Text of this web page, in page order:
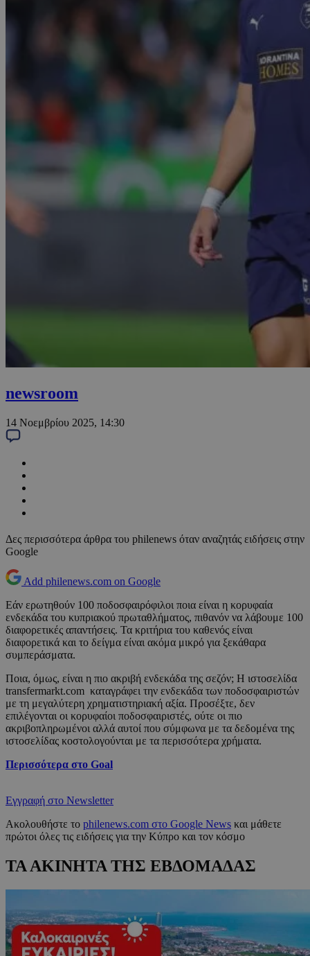
newsroom
14 Νοεμβρίου 2025, 14:30
Δες περισσότερα άρθρα του philenews όταν αναζητάς ειδήσεις στην
Google
Add philenews.com on Google
Εάν ερωτηθούν 100 ποδοσφαιρόφιλοι ποια είναι η κορυφαία
ενδεκάδα του κυπριακού πρωταθλήματος, πιθανόν να λάβουμε 100
διαφορετικές απαντήσεις. Τα κριτήρια του καθενός είναι
διαφορετικά και το δείγμα είναι ακόμα μικρό για ξεκάθαρα
συμπεράσματα.
Ποια, όμως, είναι η πιο ακριβή ενδεκάδα της σεζόν; Η ιστοσελίδα
transfermarkt.com καταγράφει την ενδεκάδα των ποδοσφαιριστών
με τη μεγαλύτερη χρηματιστηριακή αξία. Προσέξτε, δεν
επιλέγονται οι κορυφαίοι ποδοσφαιριστές, ούτε οι πιο
ακριβοπληρωμένοι αλλά αυτοί που σύμφωνα με τα δεδομένα της
ιστοσελίδας κοστολογούνται με τα περισσότερα χρήματα.
Περισσότερα στο Goal
Εγγραφή στο Newsletter
Ακολουθήστε το philenews.com στο Google News και μάθετε
πρώτοι όλες τις ειδήσεις για την Κύπρο και τον κόσμο
ΤΑ ΑΚΙΝΗΤΑ ΤΗΣ ΕΒΔΟΜΑΔΑΣ